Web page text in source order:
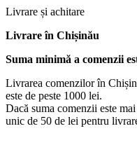
Livrare și achitare
Livrareîn Chișinău
Suma minimă a comenzii
Livrarea comenzilor în
este de peste 1000 lei.
Dacă suma comenzii este
unic de 50 de lei pentru